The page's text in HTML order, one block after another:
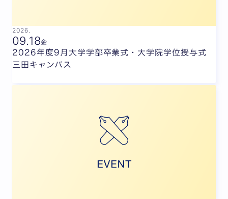
2026.
09.18金
2026年度9月大学学部卒業式・大学院学位授与式
三田キャンパス